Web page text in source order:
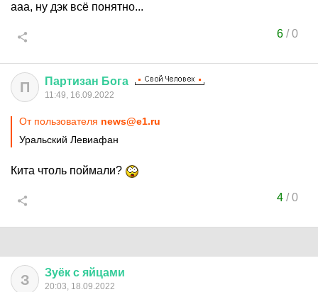
ааа, ну дэк всё понятно...
6/0
П Партизан Бога
11:49, 16.09.2022
От пользователя news@e1.ru
Уральский Левиафан
Кита чтоль поймали?
4/0
З Зуёк с яйцами
20:03, 18.09.2022